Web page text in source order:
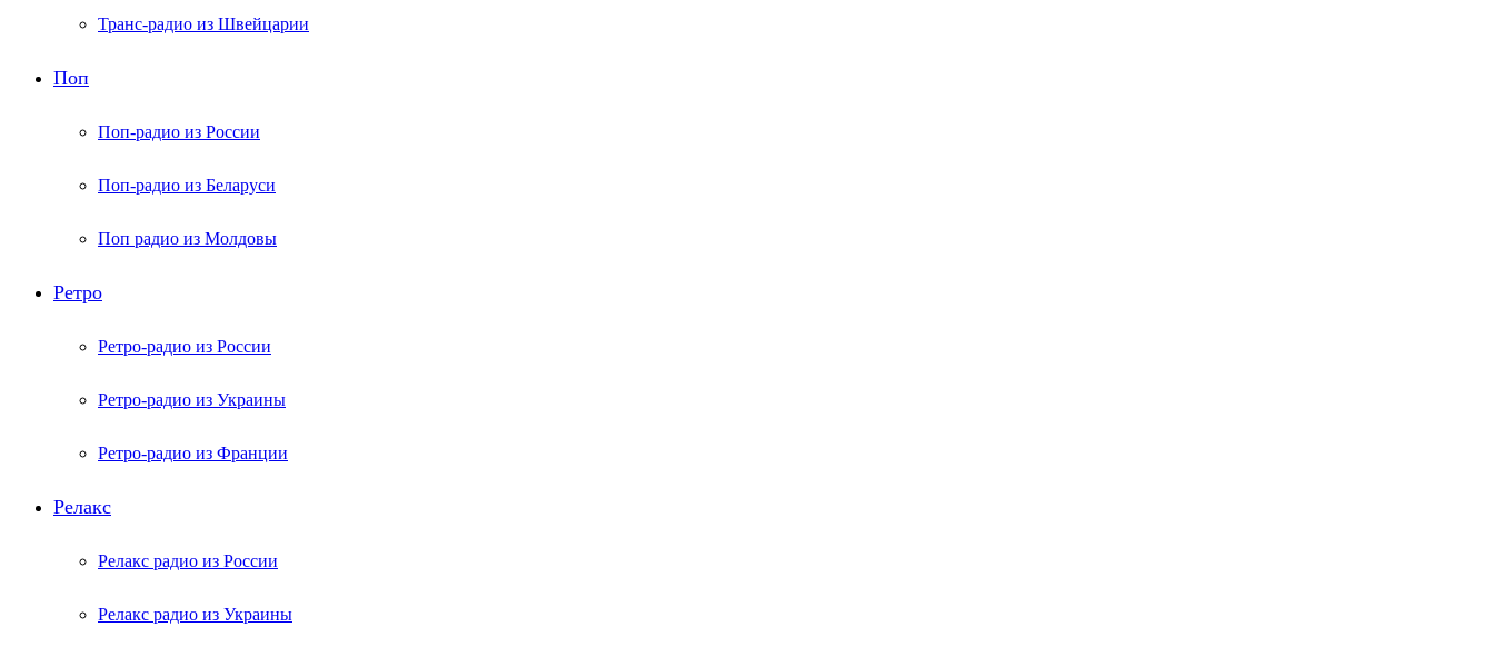
Транс-радио из Швейцарии
Поп
Поп-радио из России
Поп-радио из Беларуси
Поп радио из Молдовы
Ретро
Ретро-радио из России
Ретро-радио из Украины
Ретро-радио из Франции
Релакс
Релакс радио из России
Релакс радио из Украины